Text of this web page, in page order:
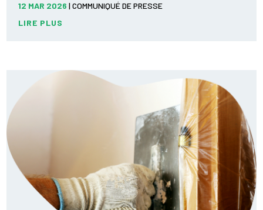
12 MAR 2026 |COMMUNIQUÉ DE PRESSE
LIRE PLUS